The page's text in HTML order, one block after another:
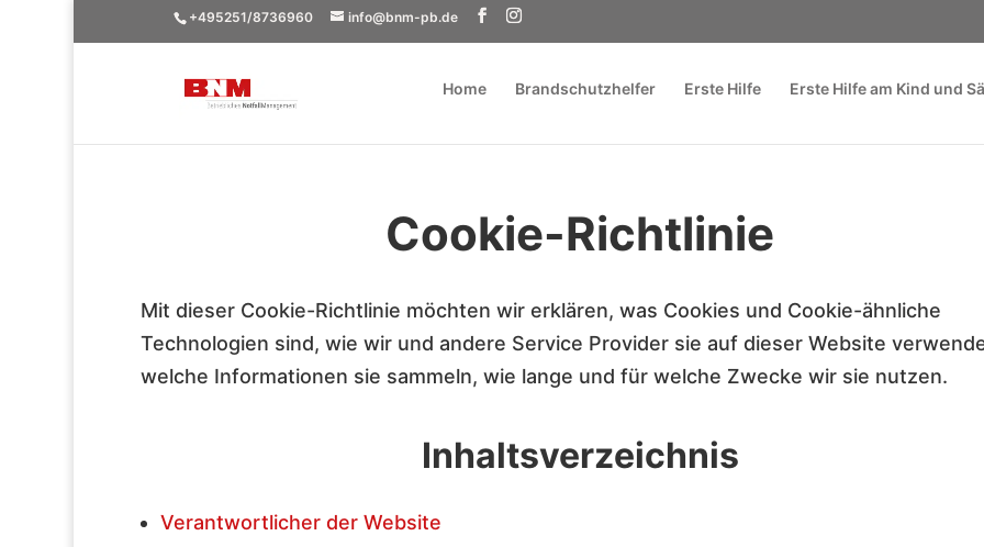
+495251/8736960 info@bnm-pb.de
Home Brandschutzhelfer Erste Hilfe Erste Hilfe am Kind und
Cookie-Richtlinie
Mit dieser Cookie-Richtlinie möchten wir erklären, was Cookies und Cookie-ähnliche
Technologien sind, wie wir und andere Service Provider sie auf dieser Website
welche Informationen sie sammeln, wie lange und für welche Zwecke wir sie nutzen.
Inhaltsverzeichnis
Verantwortlicher der Website